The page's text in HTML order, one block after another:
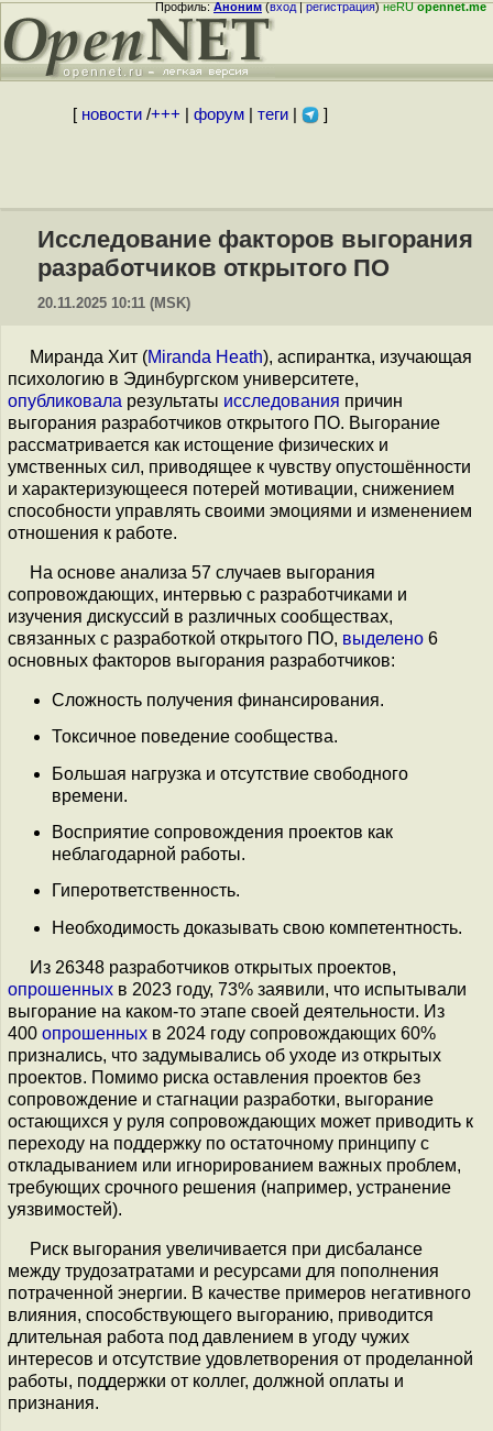
Профиль:Аноним(вход|регистрация)неRUopennet.me
[ новости/+++ форум| теги| ]
Исследование факторов выгорания
разработчиков открытого ПО
20.11.2025 10:11 (MSK)
Миранда Хит (Miranda Heath), аспирантка, изучающая
психологию в Эдинбургском университете,
опубликовала результаты исследования причин
выгорания разработчиков открытого ПО. Выгорание
рассматривается как истощение физических и
умственных сил, приводящее к чувству опустошённости
и характеризующееся потерей мотивации, снижением
способности управлять своими эмоциями и изменением
отношения к работе.
На основе анализа 57 случаев выгорания
сопровождающих, интервью с разработчиками и
изучения дискуссий в различных сообществах,
связанных с разработкой открытого ПО, выделено 6
основных факторов выгорания разработчиков:
Сложность получения финансирования.
Токсичное поведение сообщества.
Большая нагрузка и отсутствие свободного
времени.
Восприятие сопровождения проектов как
неблагодарной работы.
Гиперответственность.
Необходимость доказывать свою компетентность.
Из 26348 разработчиков открытых проектов,
опрошенных в 2023 году, 73% заявили, что испытывали
выгорание на каком-то этапе своей деятельности. Из
400 опрошенных в 2024 году сопровождающих 60%
признались, что задумывались об уходе из открытых
проектов. Помимо риска оставления проектов без
сопровождение и стагнации разработки, выгорание
остающихся у руля сопровождающих может приводить к
переходу на поддержку по остаточному принципу с
откладыванием или игнорированием важных проблем,
требующих срочного решения (например, устранение
уязвимостей).
Риск выгорания увеличивается при дисбалансе
между трудозатратами и ресурсами для пополнения
потраченной энергии. В качестве примеров негативного
влияния, способствующего выгоранию, приводится
длительная работа под давлением в угоду чужих
интересов и отсутствие удовлетворения от проделанной
работы, поддержки от коллег, должной оплаты и
признания.